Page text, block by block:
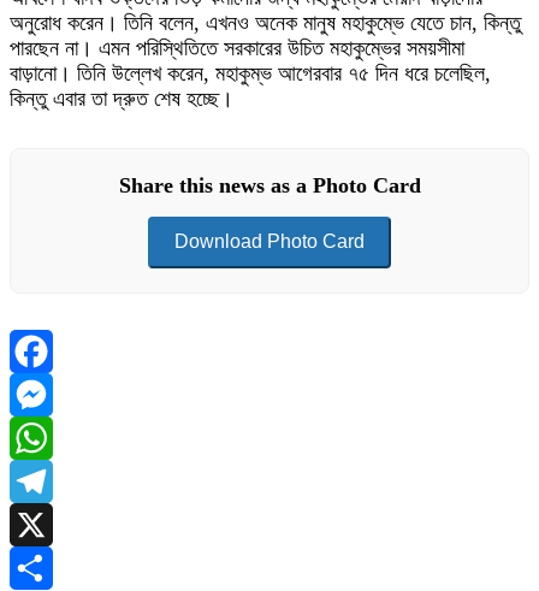
অনুরোধ করেন। তিনি বলেন, এখনও অনেক মানুষ মহাকুম্ভে যেতে চান, কিন্তু
পারছেন না। এমন পরিস্থিতিতে সরকারের উচিত মহাকুম্ভের সময়সীমা
বাড়ানো। তিনি উল্লেখ করেন, মহাকুম্ভ আগেরবার ৭৫ দিন ধরে চলেছিল,
কিন্তু এবার তা দ্রুত শেষ হচ্ছে।
Share this news as a Photo Card
Download Photo Card
Facebook
Messenger
WhatsApp
Telegram
X